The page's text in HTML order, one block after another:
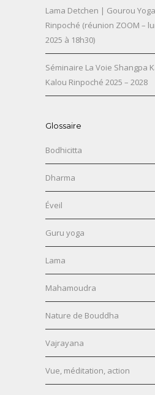
Lama Detchen | Gourou
Rinpoché (réunion ZOOM –
2025 à 18h30)
Séminaire La Voie Shangpa
Kalou Rinpoché 2025 – 2028
Glossaire
Bodhicitta
Dharma
Éveil
Guru yoga
Lama
Mahamoudra
Nature de Bouddha
Vajrayana
Vue, méditation, action